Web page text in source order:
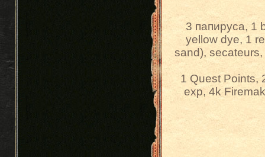
3 папируса, 1
yellow dye, 1
sand),
1 Quest Points,
exp, 4k